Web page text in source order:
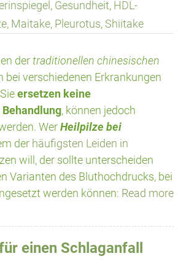
, Gesundheit, HDL-
, Maitake, Pleurotus, Shiitake
dertraditionellen chinesischen
bei verschiedenen Erkrankungen
ersetzen keine
, können jedoch
WerHeilpilze bei
der häufigsten Leiden in
will, der sollte unterscheiden
Varianten des Bluthochdrucks, bei
werden können: Read more
einen Schlaganfall